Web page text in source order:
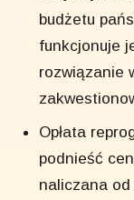
budżetu
funkcjonuje
rozwiązanie
Opłata
podnieść
naliczana